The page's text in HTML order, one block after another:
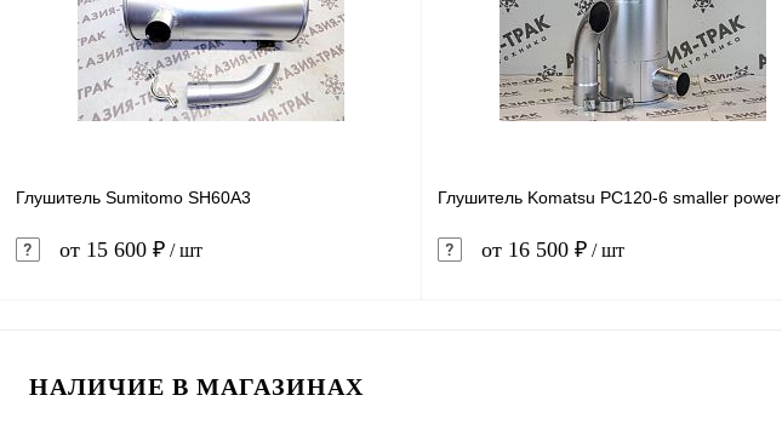
В избранное В наличии В избранное В наличии
Глушитель Sumitomo SH60A3
от 15 600 ₽ / шт
Глушитель Komatsu PC120-6 smaller power
от 16 500 ₽ / шт
НАЛИЧИЕ В МАГАЗИНАХ